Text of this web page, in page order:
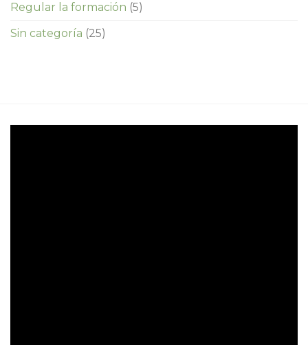
Regular la formación (5)
Sin categoría (25)